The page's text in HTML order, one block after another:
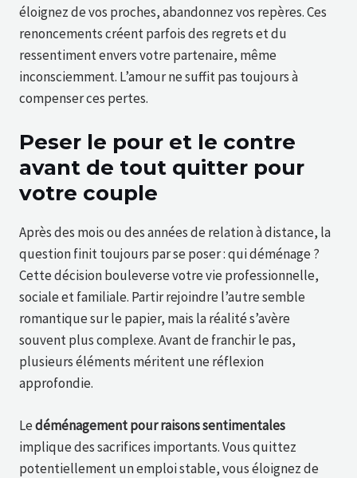
éloignez de vos proches, abandonnez vos repères. Ces
renoncements créent parfois des regrets et du
ressentiment envers votre partenaire, même
inconsciemment. L’amour ne suffit pas toujours à
compenser ces pertes.
Peser le pour et le contre
avant de tout quitter pour
votre couple
Après des mois ou des années de relation à distance, la
question finit toujours par se poser : qui déménage ?
Cette décision bouleverse votre vie professionnelle,
sociale et familiale. Partir rejoindre l’autre semble
romantique sur le papier, mais la réalité s’avère
souvent plus complexe. Avant de franchir le pas,
plusieurs éléments méritent une réflexion
approfondie.
Ledéménagement pour raisons sentimentales
implique des sacrifices importants. Vous quittez
potentiellement un emploi stable, vous éloignez de